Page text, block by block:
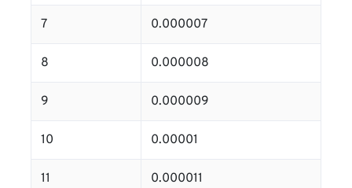
7 0.000007
8 0.000008
9 0.000009
10 0.00001
11 0.000011